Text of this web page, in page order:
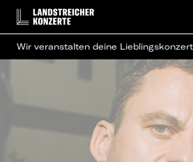
Wir veranstalten deine